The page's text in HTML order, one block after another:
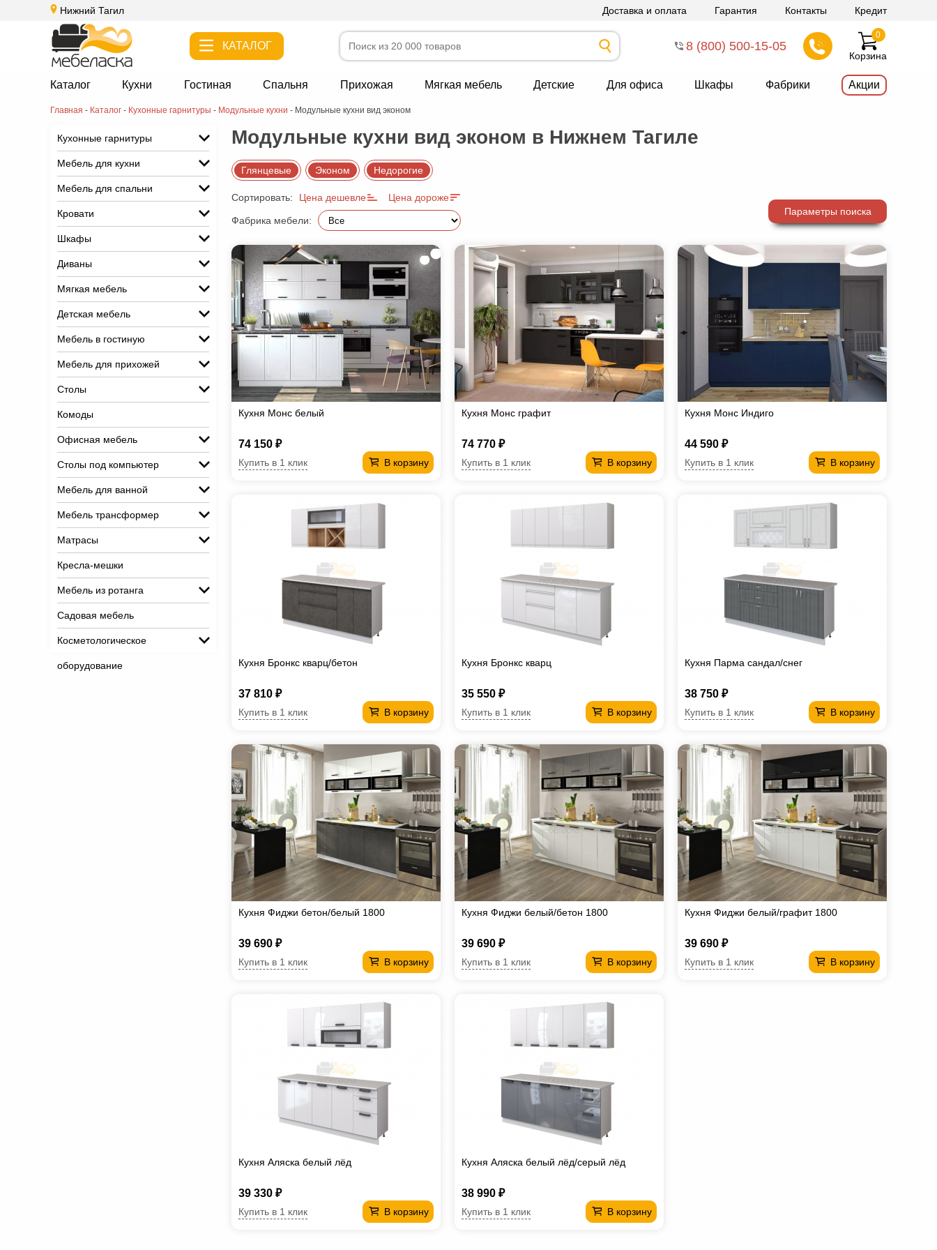
Нижний Тагил Доставка и оплата Гарантия Контакты Кредит
КАТАЛОГ 8 (800) 500-15-05
Корзина
0
Каталог Кухни Гостиная Спальня Прихожая Мягкая мебель Детские Для офиса Шкафы Фабрики Акции
Главная - Каталог - Кухонные гарнитуры - Модульные кухни - Модульные кухни вид эконом
Кухонные гарнитуры
Мебель для кухни
Мебель для спальни
Кровати
Шкафы
Диваны
Мягкая мебель
Детская мебель
Мебель в гостиную
Мебель для прихожей
Столы
Комоды
Офисная мебель
Столы под компьютер
Мебель для ванной
Мебель трансформер
Матрасы
Кресла-мешки
Мебель из ротанга
Садовая мебель
Косметологическое
оборудование
Модульные кухни вид эконом в Нижнем Тагиле
Глянцевые Эконом Недорогие
Сортировать: Цена дешевле Цена дороже
Фабрика мебели:
Параметры поиска
Кухня Монс белый
74 150 ₽
В корзину
Купить в 1 клик
Кухня Монс графит
74 770 ₽
В корзину
Купить в 1 клик
Кухня Монс Индиго
44 590 ₽
В корзину
Купить в 1 клик
Кухня Бронкс кварц/бетон
37 810 ₽
В корзину
Купить в 1 клик
Кухня Бронкс кварц
35 550 ₽
В корзину
Купить в 1 клик
Кухня Парма сандал/снег
38 750 ₽
В корзину
Купить в 1 клик
Кухня Фиджи бетон/белый 1800
39 690 ₽
В корзину
Купить в 1 клик
Кухня Фиджи белый/бетон 1800
39 690 ₽
В корзину
Купить в 1 клик
Кухня Фиджи белый/графит 1800
39 690 ₽
В корзину
Купить в 1 клик
Кухня Аляска белый лёд
39 330 ₽
В корзину
Купить в 1 клик
Кухня Аляска белый лёд/серый лёд
38 990 ₽
В корзину
Купить в 1 клик